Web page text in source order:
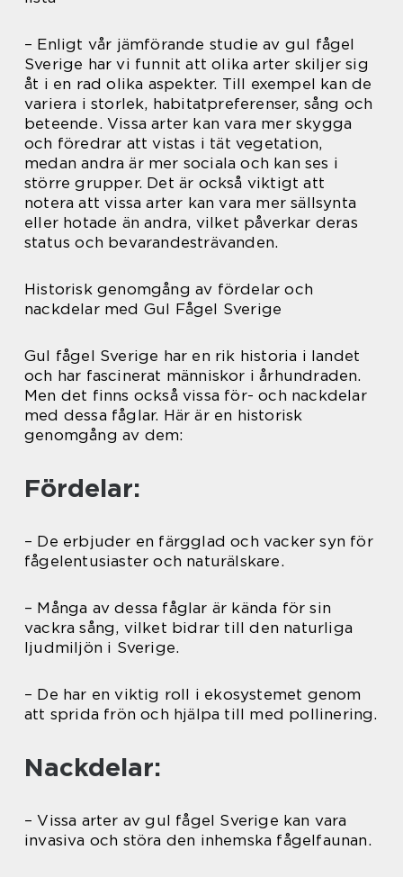
– Enligt vår jämförande studie av gul fågel
Sverige har vi funnit att olika arter skiljer sig
åt i en rad olika aspekter. Till exempel kan de
variera i storlek, habitatpreferenser, sång och
beteende. Vissa arter kan vara mer skygga
och föredrar att vistas i tät vegetation,
medan andra är mer sociala och kan ses i
större grupper. Det är också viktigt att
notera att vissa arter kan vara mer sällsynta
eller hotade än andra, vilket påverkar deras
status och bevarandesträvanden.
Historisk genomgång av fördelar och
nackdelar med Gul Fågel Sverige
Gul fågel Sverige har en rik historia i landet
och har fascinerat människor i århundraden.
Men det finns också vissa för- och nackdelar
med dessa fåglar. Här är en historisk
genomgång av dem:
Fördelar:
– De erbjuder en färgglad och vacker syn för
fågelentusiaster och naturälskare.
– Många av dessa fåglar är kända för sin
vackra sång, vilket bidrar till den naturliga
ljudmiljön i Sverige.
– De har en viktig roll i ekosystemet genom
att sprida frön och hjälpa till med pollinering.
Nackdelar:
– Vissa arter av gul fågel Sverige kan vara
invasiva och störa den inhemska fågelfaunan.